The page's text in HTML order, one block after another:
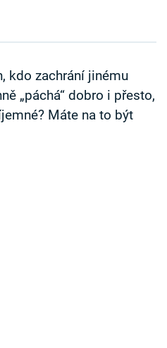
kdo zachrání jinému
„páchá“ dobro i přesto,
Máte na to být